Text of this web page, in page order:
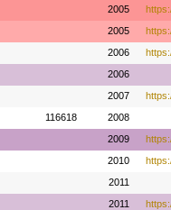
2005
2005
2006
2006
2007
116618 2008
2009
2010
2011
2011